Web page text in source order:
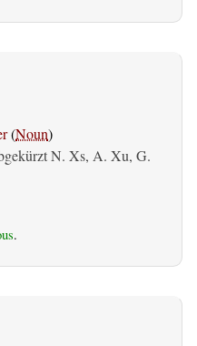
(Noun)
N. Xs, A. Xu, G.
.